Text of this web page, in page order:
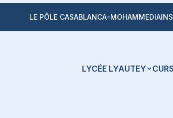
LE PÔLE CASABLANCA-MOHAMMEDIA
LYCÉE LYAUTEY